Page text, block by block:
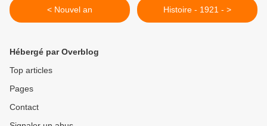
< Nouvel an Histoire - 1921 - >
Hébergé par Overblog
Top articles
Pages
Contact